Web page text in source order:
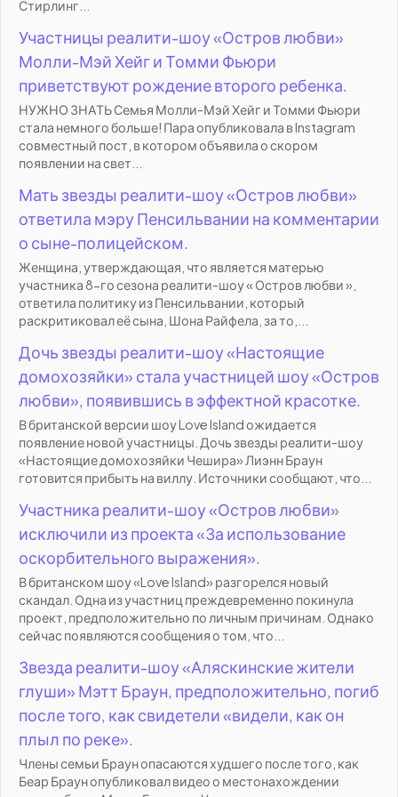
Стирлинг...
Участницы реалити-шоу «Остров любви»
Молли-Мэй Хейг и Томми Фьюри
приветствуют рождение второго ребенка.
НУЖНО ЗНАТЬ Семья Молли-Мэй Хейг и Томми Фьюри
стала немного больше! Пара опубликовала в Instagram
совместный пост, в котором объявила о скором
появлении на свет...
Мать звезды реалити-шоу «Остров любви»
ответила мэру Пенсильвании на комментарии
о сыне-полицейском.
Женщина, утверждающая, что является матерью
участника 8-го сезона реалити-шоу « Остров любви »,
ответила политику из Пенсильвании, который
раскритиковал её сына, Шона Райфела, за то,...
Дочь звезды реалити-шоу «Настоящие
домохозяйки» стала участницей шоу «Остров
любви», появившись в эффектной красотке.
В британской версии шоу Love Island ожидается
появление новой участницы. Дочь звезды реалити-шоу
«Настоящие домохозяйки Чешира» Лиэнн Браун
готовится прибыть на виллу. Источники сообщают, что...
Участника реалити-шоу «Остров любви»
исключили из проекта «За использование
оскорбительного выражения».
В британском шоу «Love Island» разгорелся новый
скандал. Одна из участниц преждевременно покинула
проект, предположительно по личным причинам. Однако
сейчас появляются сообщения о том, что...
Звезда реалити-шоу «Аляскинские жители
глуши» Мэтт Браун, предположительно, погиб
после того, как свидетели «видели, как он
плыл по реке».
Члены семьи Браун опасаются худшего после того, как
Беар Браун опубликовал видео о местонахождении